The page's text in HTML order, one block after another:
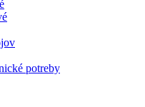
potreby